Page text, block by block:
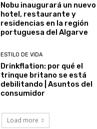
Nobu inaugurará un nuevo
hotel, restaurante y
residencias en la región
portuguesa del Algarve
ESTILO DE VIDA
Drinkflation: por qué el
trinque britano se está
debilitando | Asuntos del
consumidor
Load more